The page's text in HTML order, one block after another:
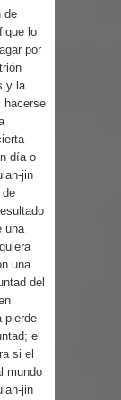
de
lo
por
y la
hacerse
día o
jin
de
una
una
del
pierde
el
si el
mundo
jin